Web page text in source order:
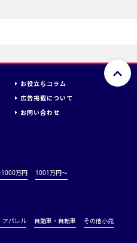
お役立ちコラム
広告掲載について
お問い合わせ
万円 1001万円〜
アパレル 自動車・自転車 その他小売